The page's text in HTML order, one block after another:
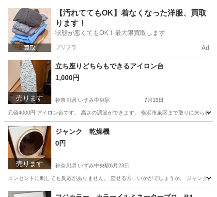
神奈川 横浜市 いずみ中央駅 季節、空調家電
【汚れててもOK】着なくなった洋服、買取
ります！
状態が悪くてもOK！最大限買取します
プリフラ Ad
売ります
立ち座りどちらもできるアイロン台
1,000円
神奈川県 いずみ中央駅 7月15日
元値4000円 アイロン台です。 高さの調節ができます。 横浜市泉区まで取りに来られ
神奈川 横浜市 いずみ中央駅
売ります
ジャンク 乾燥機
0円
神奈川県 いずみ中央駅6月23日
コンセントに刺しても反応がありません。 直せる方、いかがでしょうか。 ジャンク
神奈川 横浜市 いずみ中央駅 生活家電